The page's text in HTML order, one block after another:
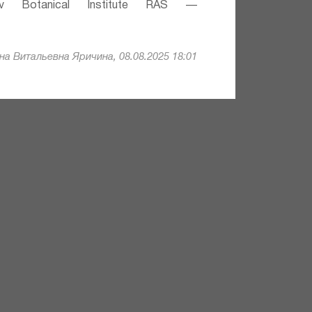
Botanical Institute RAS —
Витальевна Яричина, 08.08.2025 18:01